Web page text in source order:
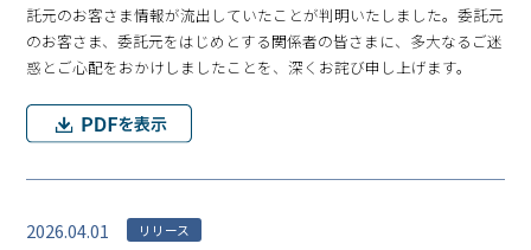
託元のお客さま情報が流出していたことが判明いたしました。委託元
のお客さま、委託元をはじめとする関係者の皆さまに、多大なるご迷
惑とご心配をおかけしましたことを、深くお詫び申し上げます。
2026.04.01 リリース